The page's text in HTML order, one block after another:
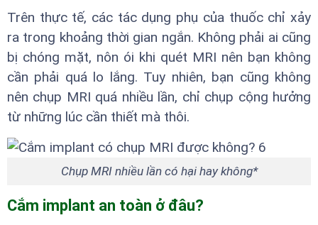
Trên thực tế, các tác dụng phụ của thuốc chỉ xảy
ra trong khoảng thời gian ngắn. Không phải ai cũng
bị chóng mặt, nôn ói khi quét MRI nên bạn không
cần phải quá lo lắng. Tuy nhiên, bạn cũng không
nên chụp MRI quá nhiều lần, chỉ chụp cộng hưởng
từ những lúc cần thiết mà thôi.
Chụp MRI nhiều lần có hại hay không*
Cắm implant an toàn ở đâu?